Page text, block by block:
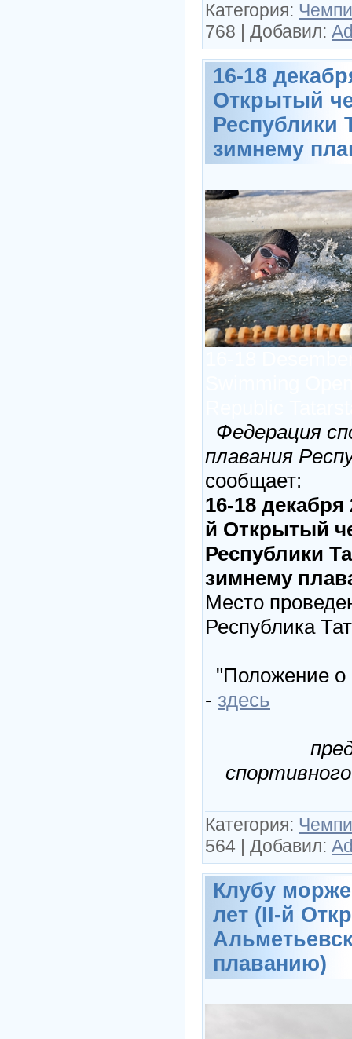
Категория:
768 | Добавил:
16-18
Открытый
Республики
зимнему
Федерация
плавания
сообщает:
16-18 декабря
й Открытый
Республики
зимнему
Место
Республика
"Положение о
- здесь
Категория:
564 | Добавил:
Клубу
лет (II-й
плаванию)